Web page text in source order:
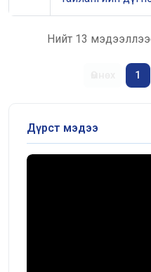
Нийт 13
1
Дүрст мэдээ